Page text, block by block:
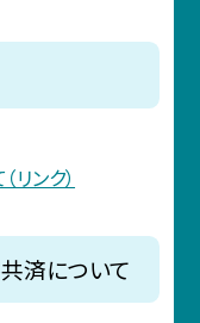
ンク）
済について